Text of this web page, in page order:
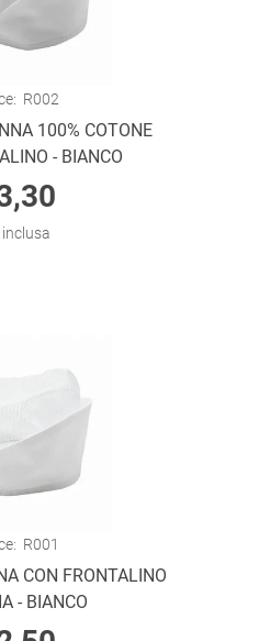
R002
100% COTONE
- BIANCO
inclusa
R001
CON FRONTALINO
- BIANCO